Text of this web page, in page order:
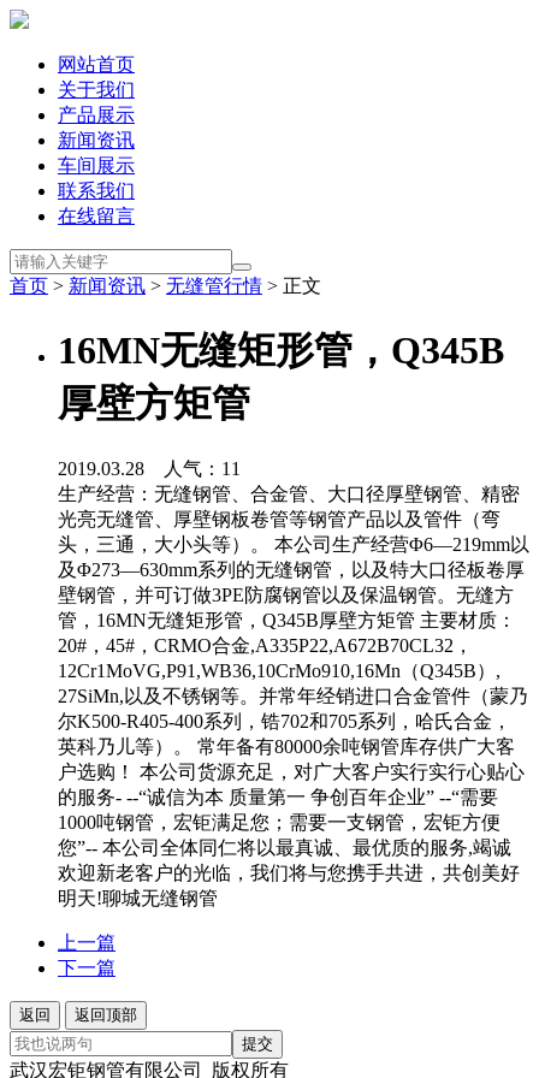
网站首页
关于我们
产品展示
新闻资讯
车间展示
联系我们
在线留言
首页 > 新闻资讯 > 无缝管行情 > 正文
16MN无缝矩形管，Q345B
厚壁方矩管
2019.03.28 人气： 11
生产经营：无缝钢管、合金管、大口径厚壁钢管、精密
光亮无缝管、厚壁钢板卷管等钢管产品以及管件（弯
头，三通，大小头等）。 本公司生产经营Φ6—219mm以
及Φ273—630mm系列的无缝钢管，以及特大口径板卷厚
壁钢管，并可订做3PE防腐钢管以及保温钢管。无缝方
管，16MN无缝矩形管，Q345B厚壁方矩管 主要材质：
20#，45#，CRMO合金,A335P22,A672B70CL32，
12Cr1MoVG,P91,WB36,10CrMo910,16Mn（Q345B）,
27SiMn,以及不锈钢等。并常年经销进口合金管件（蒙乃
尔K500-R405-400系列，锆702和705系列，哈氏合金，
英科乃儿等）。 常年备有80000余吨钢管库存供广大客
户选购！ 本公司货源充足，对广大客户实行实行心贴心
的服务- --“诚信为本 质量第一 争创百年企业” --“需要
1000吨钢管，宏钜满足您；需要一支钢管，宏钜方便
您”-- 本公司全体同仁将以最真诚、最优质的服务,竭诚
欢迎新老客户的光临，我们将与您携手共进，共创美好
明天!聊城无缝钢管
上一篇
下一篇
返回
返回顶部
提交
武汉宏钜钢管有限公司 版权所有